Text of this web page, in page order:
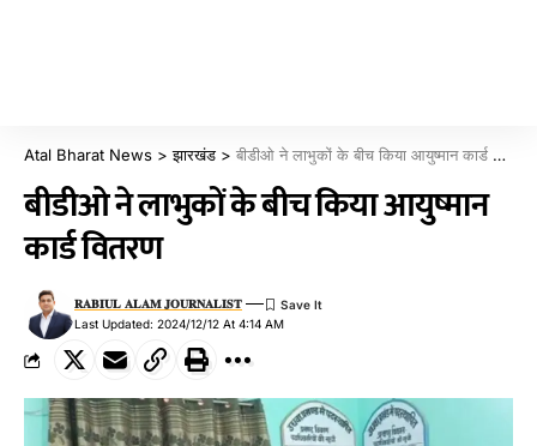
Atal Bharat News >झारखंड > बीडीओ ने लाभुकों के बीच किया आयुष्मान कार्ड वितरण
बीडीओ ने लाभुकों के बीच किया आयुष्मान
कार्ड वितरण
Last Updated: 2024/12/12 At 4:14 AM
𝐑𝐀𝐁𝐈𝐔𝐋 𝐀𝐋𝐀𝐌 𝐉𝐎𝐔𝐑𝐍𝐀𝐋𝐈𝐒𝐓